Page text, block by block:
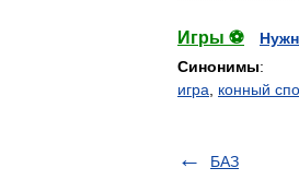
Игры ⚽
Синонимы:
игра
конный
БАЗ